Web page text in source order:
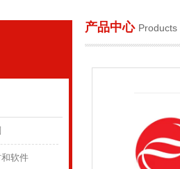
海）有限公司
软件
产品中心 Products